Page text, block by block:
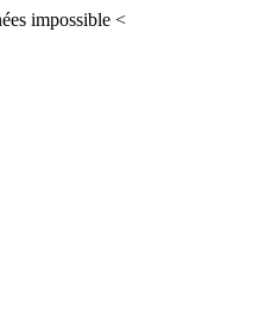
impossible <